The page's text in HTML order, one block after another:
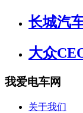
长城汽
大众
我爱电车网
关于我们